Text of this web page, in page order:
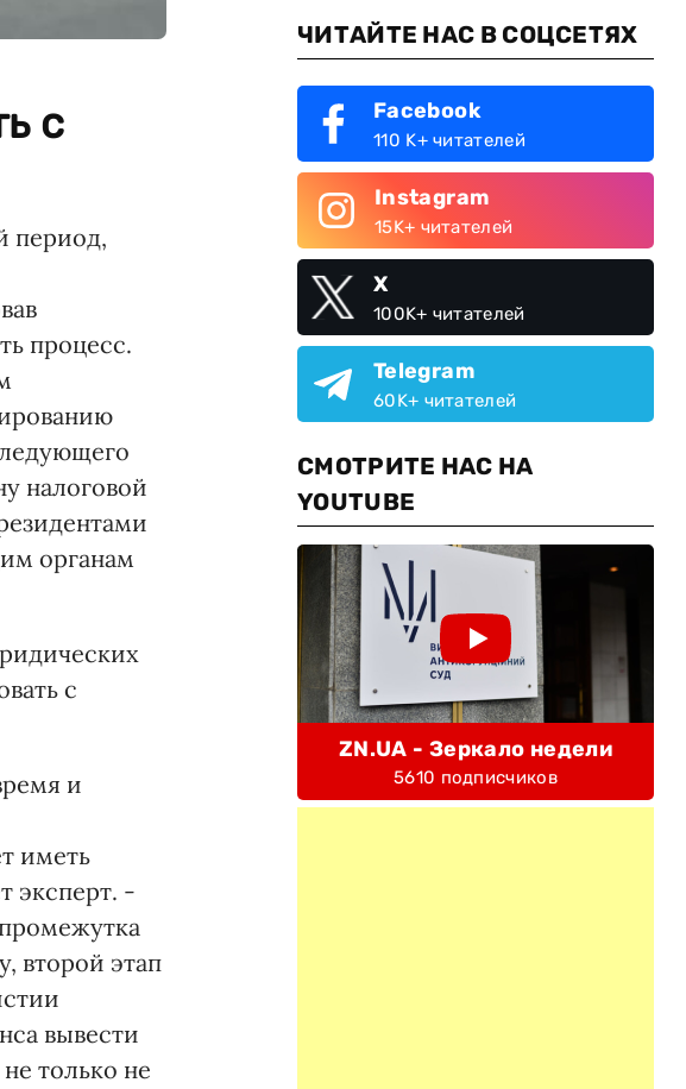
с
период,
процесс.
налоговой
органам
с
и
иметь
эксперт. -
второй этап
вывести
только не
ЧИТАЙТЕ НАС В СОЦСЕТЯХ
Facebook
110 K+ читателей
Instagram
15K+ читателей
X
100K+ читателей
Telegram
60K+ читателей
СМОТРИТЕ НАС НА
YOUTUBE
ZN.UA - Зеркало недели
5610 подписчиков